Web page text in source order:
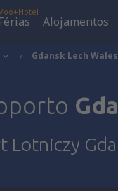
Férias Alojamentos
Gdansk Lech
Lotniczy